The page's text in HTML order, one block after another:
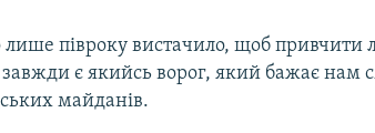
лише півроку вистачило, щоб
є якийсь ворог, який бажає нам
майданів.